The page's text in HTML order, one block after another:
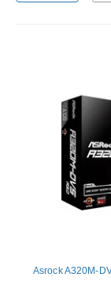
Asrock A320M-